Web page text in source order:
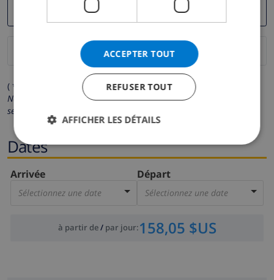
( * Les champs avec un astérisque sont obligatoires )
Nous respectons votre vie privée.Vos données personnelles ne
seront pas communiquées à des tiers.
Dates
Arrivée
Sélectionnez une date
Départ
Sélectionnez une date
à partir de/ par jour:158,05 $US
ACCEPTER TOUT
REFUSER TOUT
AFFICHER LES DÉTAILS